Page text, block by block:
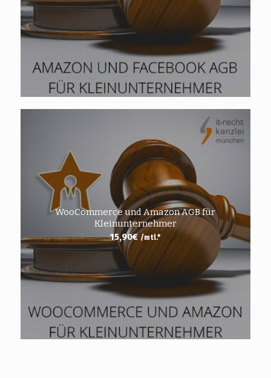
WooCommerce und Amazon AGB für
Kleinunternehmer
15,90€ /mtl.*